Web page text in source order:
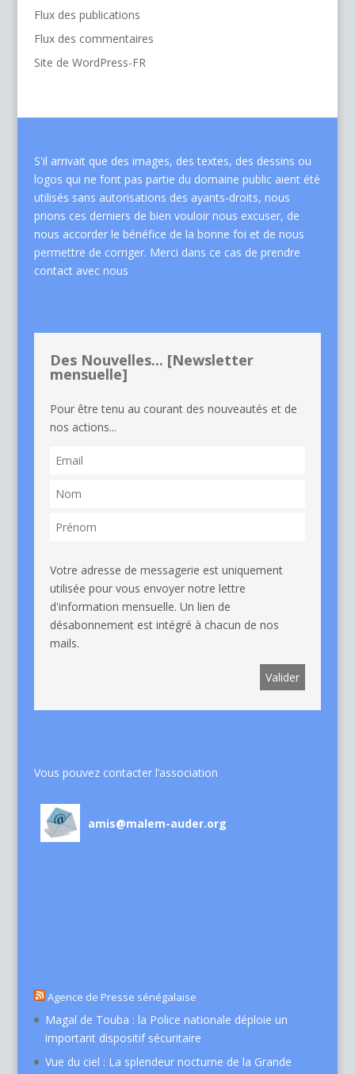
Flux des publications
Flux des commentaires
Site de WordPress-FR
S'il arrivait que des images, des textes, des dessins ou
logos qui ne font pas partie du domaine public aient été
utilisés sans autorisations des ayants-droits, nous
prions ces derniers de bien vouloir nous excuser, de
nous accorder le bénéfice de la bonne foi et de nous
permettre de corriger. Merci dans ce cas de prendre
contact avec nous
Des Nouvelles... [Newsletter
mensuelle]
Pour être tenu au courant des nouveautés et de
nos actions...
Votre adresse de messagerie est uniquement
utilisée pour vous envoyer notre lettre
d'information mensuelle. Un lien de
désabonnement est intégré à chacun de nos
mails.
Vous pouvez contacter l’association
amis@malem-auder.org
Agence de Presse sénégalaise
Magal de Touba : la Police nationale déploie un
important dispositif sécuritaire
Vue du ciel : La splendeur nocturne de la Grande